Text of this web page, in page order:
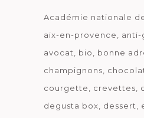
Académie nationale
aix-en-provence
anti-
avocat
bio bonne
champignons
courgette
crevettes
degusta box
dessert